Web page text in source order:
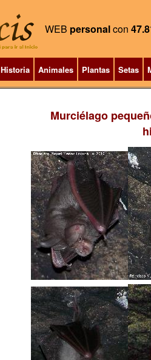
WEB personalcon
Historia Animales Plantas Setas
Murciélago